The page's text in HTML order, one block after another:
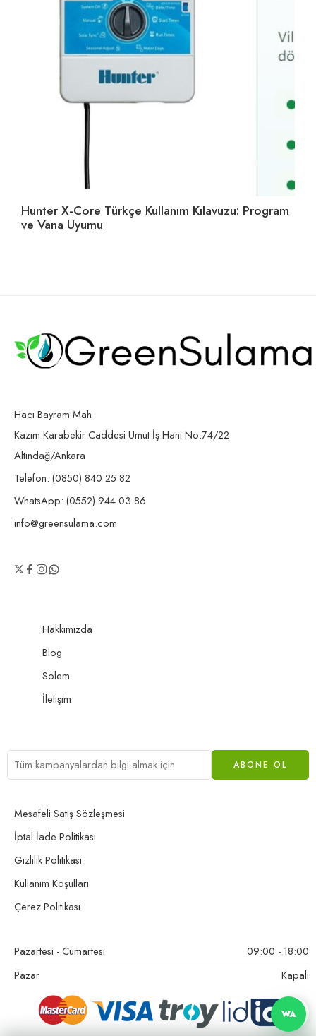
Hunter X-Core Türkçe Kullanım Kılavuzu: Program
ve Vana Uyumu
Hacı Bayram Mah
Kazım Karabekir Caddesi Umut İş Hanı No:74/22
Altındağ/Ankara
Telefon: (0850) 840 25 82
WhatsApp: (0552) 944 03 86
info@greensulama.com
Hakkımızda
Blog
Solem
İletişim
Mesafeli Satış Sözleşmesi
İptal İade Politikası
Gizlilik Politikası
Kullanım Koşulları
Çerez Politikası
Pazartesi - Cumartesi
09:00 - 18:00
Pazar
Kapalı
WA